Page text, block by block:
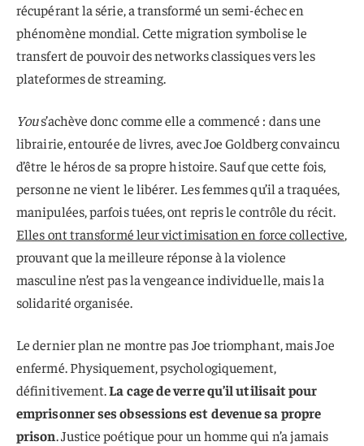
récupérant la série, a transformé un semi-échec en
phénomène mondial. Cette migration symbolise le
transfert de pouvoir des networks classiques vers les
plateformes de streaming.
Yous’achève donc comme elle a commencé : dans une
librairie, entourée de livres, avec Joe Goldberg convaincu
d’être le héros de sa propre histoire. Sauf que cette fois,
personne ne vient le libérer. Les femmes qu’il a traquées,
manipulées, parfois tuées, ont repris le contrôle du récit.
Elles ont transformé leur victimisation en force collective,
prouvant que la meilleure réponse à la violence
masculine n’est pas la vengeance individuelle, mais la
solidarité organisée.
Le dernier plan ne montre pas Joe triomphant, mais Joe
enfermé. Physiquement, psychologiquement,
définitivement.La cage de verre qu’il utilisait pour
emprisonner ses obsessions est devenue sa propre
prison. Justice poétique pour un homme qui n’a jamais